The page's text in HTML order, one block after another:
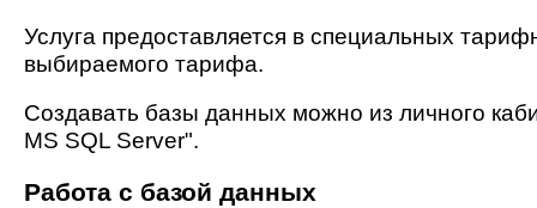
Услуга предоставляется в специальных
выбираемого тарифа.
Создавать базы данных можно из личного
MS SQL Server".
Работа с базой данных